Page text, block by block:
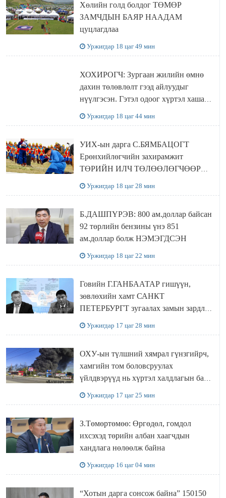
Хөлийн голд болдог ТӨМӨР
ЗАМЧДЫН БАЯР НААДАМ
цуцлагдлаа
Уржигдар 18 цаг 49 мин
ХОХИРОГЧ: Зургаан жилийн өмнө
дахин төлөвлөлт гээд айлуудыг
нүүлгэсэн. Гэтэл одоог хүртэл хашаа
Уржигдар 18 цаг 44 мин
УИХ-ын дарга С.БЯМБАЦОГТ
Ерөнхийлөгчийн захирамжит
ТӨРИЙН ИЛЧ ТӨЛӨӨЛӨГЧӨӨР
Уржигдар 18 цаг 28 мин
Б.ДАШПҮРЭВ: 800 ам.доллар байсан
92 төрлийн бензины үнэ 851
ам.доллар болж НЭМЭГДСЭН
Уржигдар 18 цаг 22 мин
Говийн Г.ГАНБААТАР гишүүн,
зөвлөхийн хамт САНКТ
ПЕТЕРБУРГТ зугаалах замын зардлаа
Уржигдар 17 цаг 28 мин
ОХУ-ын түлшний хямрал гүнзгийрч,
хамгийн том боловсруулах
үйлдвэрүүд нь хүртэл халдлагын бай
Уржигдар 17 цаг 25 мин
З.Төмөртөмөө: Өргөдөл, гомдол
ихсэхэд төрийн албан хаагчдын
хандлага нөлөөлж байна
Уржигдар 16 цаг 04 мин
“Хотын дарга сонсож байна” 150150